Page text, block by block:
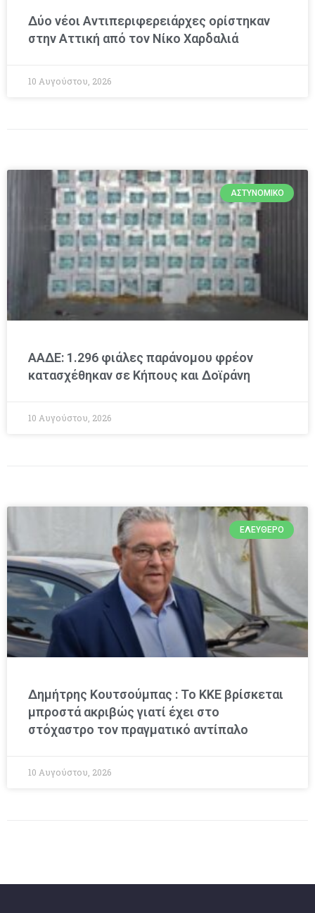
Δύο νέοι Αντιπεριφερειάρχες ορίστηκαν
στην Αττική από τον Νίκο Χαρδαλιά
10 Αυγούστου, 2026
ΑΣΤΥΝΟΜΙΚΌ
ΑΑΔΕ: 1.296 φιάλες παράνομου φρέον
κατασχέθηκαν σε Κήπους και Δοϊράνη
10 Αυγούστου, 2026
ΕΛΕΎΘΕΡΟ
Δημήτρης Κουτσούμπας : Το ΚΚΕ βρίσκεται
μπροστά ακριβώς γιατί έχει στο
στόχαστρο τον πραγματικό αντίπαλο
10 Αυγούστου, 2026